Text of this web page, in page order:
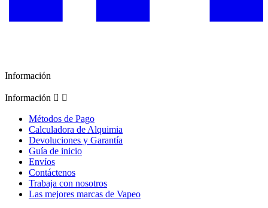
Información
Información  
Métodos de Pago
Calculadora de Alquimia
Devoluciones y Garantía
Guía de inicio
Envíos
Contáctenos
Trabaja con nosotros
Las mejores marcas de Vapeo